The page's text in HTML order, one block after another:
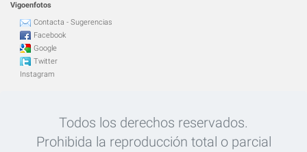
Vigoenfotos
Contacta - Sugerencias
Facebook
Google
Twitter
Instagram
Todos los derechos reservados.
Prohibida la reproducción total o parcial